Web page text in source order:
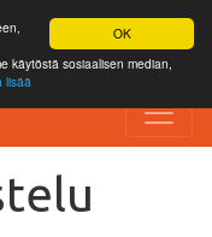
OK
käytöstä sosiaalisen median,
lisää